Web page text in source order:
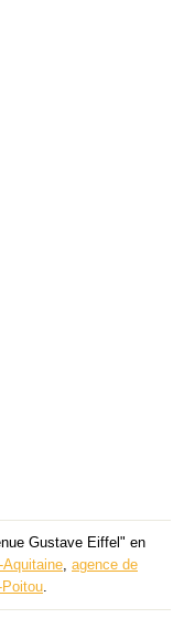
Gustave Eiffel" en
, agence de
.